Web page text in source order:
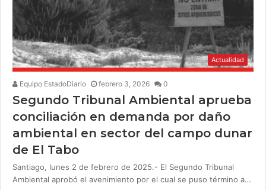
Actualidad
Equipo EstadoDiario febrero 3, 2026 0
Segundo Tribunal Ambiental aprueba
conciliación en demanda por daño
ambiental en sector del campo dunar
de El Tabo
Santiago, lunes 2 de febrero de 2025.- El Segundo Tribunal
Ambiental aprobó el avenimiento por el cual se puso término a…